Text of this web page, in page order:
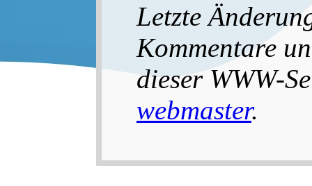
Letzte
Kommentare
dieser WWW-
webmaster.